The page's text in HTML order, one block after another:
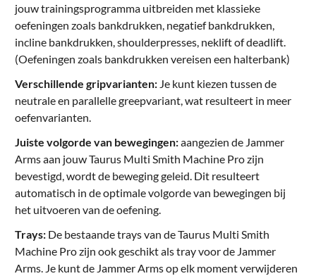
jouw trainingsprogramma uitbreiden met klassieke
oefeningen zoals bankdrukken, negatief bankdrukken,
incline bankdrukken, shoulderpresses, neklift of deadlift.
(Oefeningen zoals bankdrukken vereisen een halterbank)
Verschillende gripvarianten: Je kunt kiezen tussen de
neutrale en parallelle greepvariant, wat resulteert in meer
oefenvarianten.
Juiste volgorde van bewegingen:aangezien de Jammer
Arms aan jouw Taurus Multi Smith Machine Pro zijn
bevestigd, wordt de beweging geleid. Dit resulteert
automatisch in de optimale volgorde van bewegingen bij
het uitvoeren van de oefening.
Trays: De bestaande trays van de Taurus Multi Smith
Machine Pro zijn ook geschikt als tray voor de Jammer
Arms. Je kunt de Jammer Arms op elk moment verwijderen